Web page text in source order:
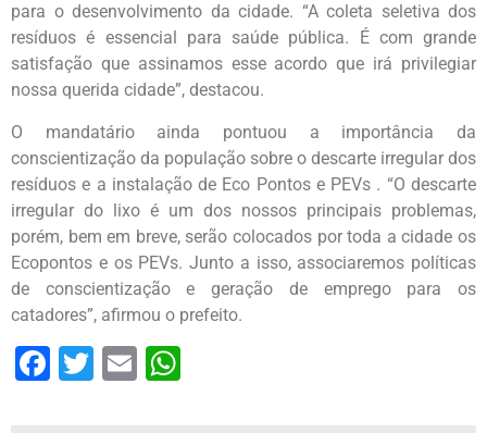
para o desenvolvimento da cidade. “A coleta seletiva dos
resíduos é essencial para saúde pública. É com grande
satisfação que assinamos esse acordo que irá privilegiar
nossa querida cidade”, destacou.
O mandatário ainda pontuou a importância da
conscientização da população sobre o descarte irregular dos
resíduos e a instalação de Eco Pontos e PEVs . “O descarte
irregular do lixo é um dos nossos principais problemas,
porém, bem em breve, serão colocados por toda a cidade os
Ecopontos e os PEVs. Junto a isso, associaremos políticas
de conscientização e geração de emprego para os
catadores”, afirmou o prefeito.
Facebook
Twitter
Email